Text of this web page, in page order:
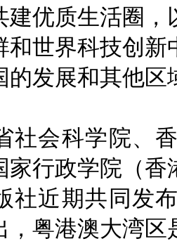
建优质生活圈
和世界科技创
的发展和其他
会科学院、香
家行政学院（
社近期共同发
，粤港澳大湾